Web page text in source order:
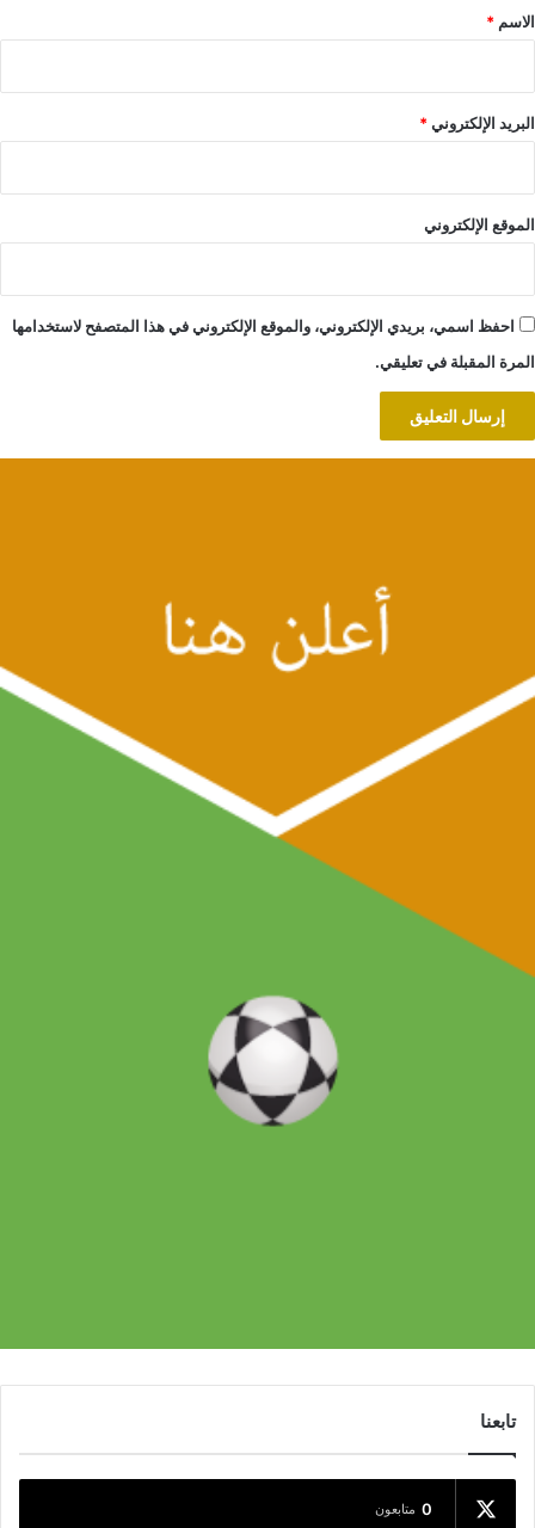
*
الاسم *
البريد الإلكتروني*
الموقع الإلكتروني
احفظ اسمي، بريدي الإلكتروني، والموقع الإلكتروني في هذا المتصفح لاستخدامها
المرة المقبلة في تعليقي.
تابعنا
0 متابعون